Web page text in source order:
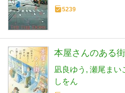
5239
本屋さんのある
凪良ゆう 瀬尾まい
しをん